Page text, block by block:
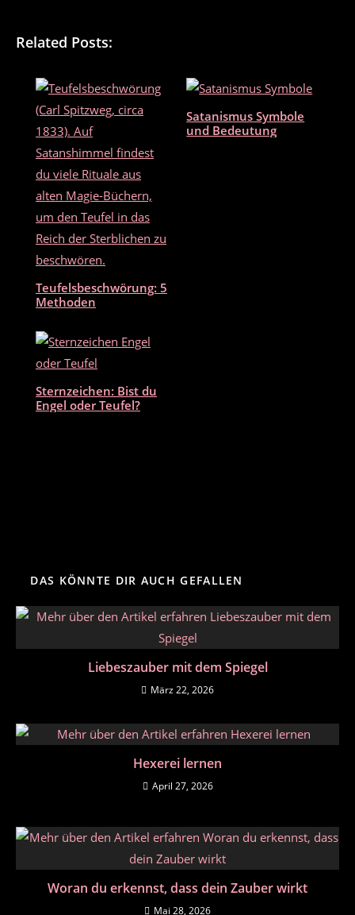
c
e
b
o
o
k
itt
er
ai
l
Related Posts:
Teufelsbeschwörung: 5
Methoden
Satanismus Symbole
und Bedeutung
Sternzeichen: Bist du
Engel oder Teufel?
DAS KÖNNTE DIR AUCH GEFALLEN
Liebeszauber mit dem Spiegel
März 22, 2026
Hexerei lernen
April 27, 2026
Woran du erkennst, dass dein Zauber wirkt
Mai 28, 2026